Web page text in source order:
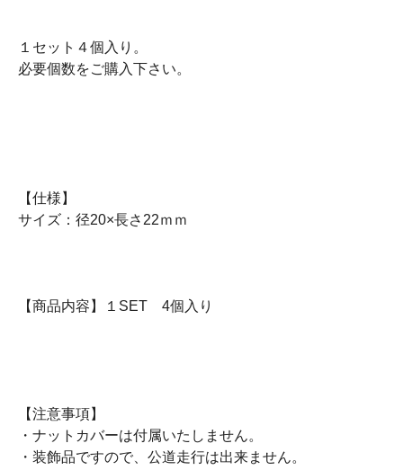
１セット４個入り。
必要個数をご購入下さい。
【仕様】
サイズ：径20×長さ22ｍｍ
【商品内容】１SET 4個入り
【注意事項】
・ナットカバーは付属いたしません。
・装飾品ですので、公道走行は出来ません。